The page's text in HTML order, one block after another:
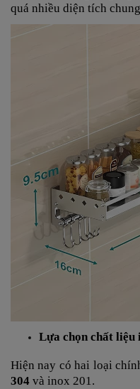
quá nhiều diện tích
Lựa chọn chất liệu
Hiện nay có hai loại
304 và inox 201.